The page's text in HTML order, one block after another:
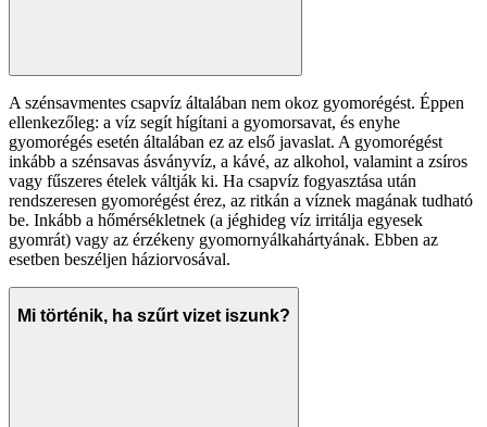
A szénsavmentes csapvíz általában nem okoz gyomorégést. Éppen
ellenkezőleg: a víz segít hígítani a gyomorsavat, és enyhe
gyomorégés esetén általában ez az első javaslat. A gyomorégést
inkább a szénsavas ásványvíz, a kávé, az alkohol, valamint a zsíros
vagy fűszeres ételek váltják ki. Ha csapvíz fogyasztása után
rendszeresen gyomorégést érez, az ritkán a víznek magának tudható
be. Inkább a hőmérsékletnek (a jéghideg víz irritálja egyesek
gyomrát) vagy az érzékeny gyomornyálkahártyának. Ebben az
esetben beszéljen háziorvosával.
Mi történik, ha szűrt vizet iszunk?